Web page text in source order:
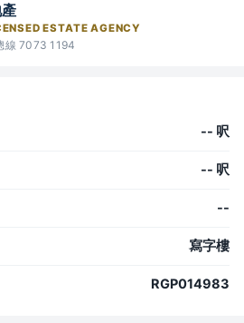
ESTATE AGENCY
線 7073 1194
-- 呎
-- 呎
--
寫字樓
RGP014983